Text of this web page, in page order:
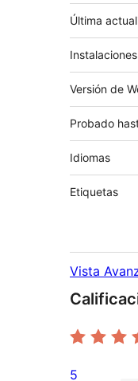
Última
Versión de
Probado
Idiomas
Etiquetas
Vista
5